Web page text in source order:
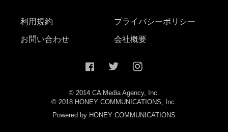
利用規約 プライバシーポリシー
お問い合わせ 会社概要
© 2014 CA Media Agency, Inc.
© 2018 HONEY COMMUNICATIONS, Inc.
Powered by HONEY COMMUNICATIONS